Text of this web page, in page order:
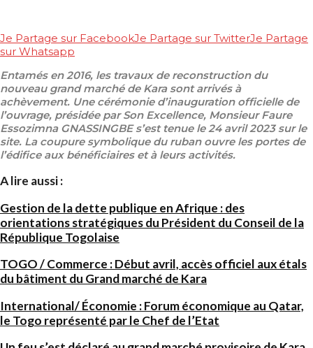
Je Partage sur FacebookJe Partage sur TwitterJe Partage
sur Whatsapp
Entamés en 2016, les travaux de reconstruction du
nouveau grand marché de Kara sont arrivés à
achèvement. Une cérémonie d’inauguration officielle de
l’ouvrage, présidée par Son Excellence, Monsieur Faure
Essozimna GNASSINGBE s’est tenue le 24 avril 2023 sur le
site. La coupure symbolique du ruban ouvre les portes de
l’édifice aux bénéficiaires et à leurs activités.
A lire aussi :
Gestion de la dette publique en Afrique : des
orientations stratégiques du Président du Conseil de la
République Togolaise
TOGO / Commerce : Début avril, accès officiel aux étals
du bâtiment du Grand marché de Kara
International/ Économie : Forum économique au Qatar,
le Togo représenté par le Chef de l’Etat